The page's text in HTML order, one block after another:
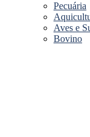
Pecuária
Aves e
Bovino